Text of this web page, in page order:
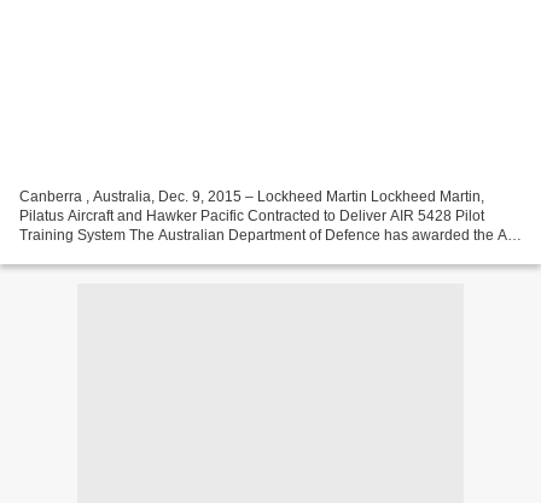
Canberra , Australia, Dec. 9, 2015 – Lockheed Martin Lockheed Martin,
Pilatus Aircraft and Hawker Pacific Contracted to Deliver AIR 5428 Pilot
Training System The Australian Department of Defence has awarded the AIR